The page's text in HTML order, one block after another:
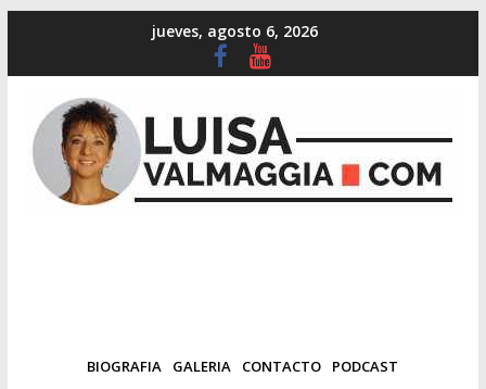
jueves, agosto 6, 2026
BIOGRAFIA GALERIA CONTACTO PODCAST